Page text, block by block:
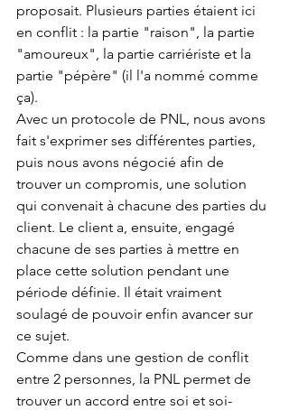
proposait. Plusieurs parties étaient ici
en conflit : la partie "raison", la partie
"amoureux", la partie carriériste et la
partie "pépère" (il l'a nommé comme
ça).
Avec un protocole de PNL, nous avons
fait s'exprimer ses différentes parties,
puis nous avons négocié afin de
trouver un compromis, une solution
qui convenait à chacune des parties du
client. Le client a, ensuite, engagé
chacune de ses parties à mettre en
place cette solution pendant une
période définie. Il était vraiment
soulagé de pouvoir enfin avancer sur
ce sujet.
Comme dans une gestion de conflit
entre 2 personnes, la PNL permet de
trouver un accord entre soi et soi-